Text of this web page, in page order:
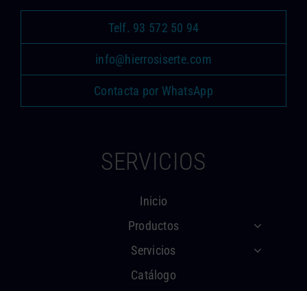
Telf. 93 572 50 94
info@hierrosiserte.com
Contacta por WhatsApp
SERVICIOS
Inicio
Productos
Servicios
Catálogo